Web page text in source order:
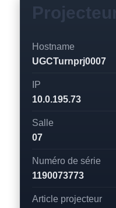
Hostname
UGCTurnprj0007
IP
10.0.195.73
Salle
07
Numéro de série
1190073773
Article projecteur